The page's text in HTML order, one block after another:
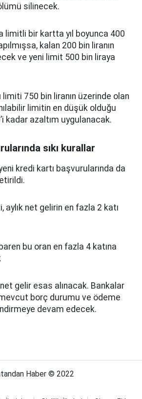
silinecek.
limitli bir kartta yıl boyunca 400
kalan 200 bin liranın
ve yeni limit 500 bin liraya
750 bin liranın üzerinde olan
limitin en düşük olduğu
kadar azaltım uygulanacak.
sıkı kurallar
kredi kartı başvurularında da
aylık net gelirin en fazla 2 katı
bu oran en fazla 4 katına
gelir esas alınacak. Bankalar
borç durumu ve ödeme
devam edecek.
Haber © 2022